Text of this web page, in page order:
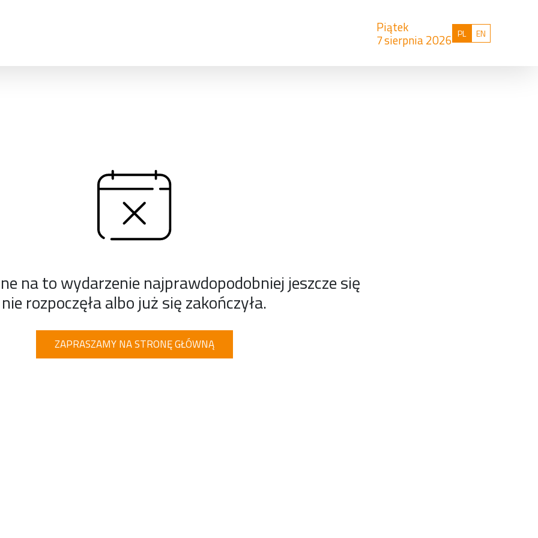
Piątek
7sierpnia 2026 PL Polski
ENEnglish
na to wydarzenie najprawdopodobniej jeszcze się
nie rozpoczęła albo już się zakończyła.
ZAPRASZAMY NA STRONĘ GŁÓWNĄ